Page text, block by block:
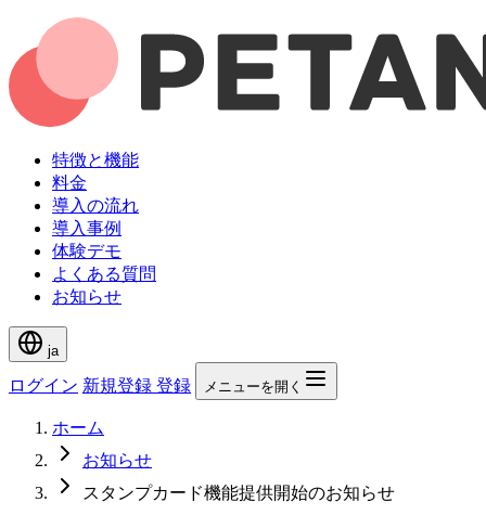
特徴と機能
料金
導入の流れ
導入事例
体験デモ
よくある質問
お知らせ
ja
ログイン 新規登録 登録 メニューを開く
ホーム
お知らせ
スタンプカード機能提供開始のお知らせ